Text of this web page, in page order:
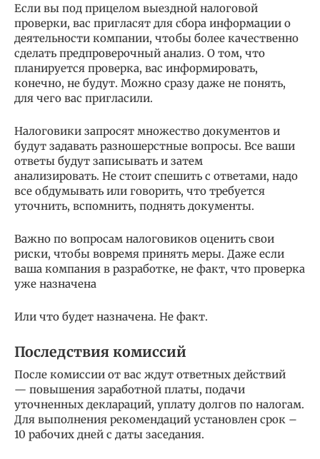
Если вы под прицелом выездной налоговой
проверки, вас пригласят для сбора информации о
деятельности компании, чтобы более качественно
сделать предпроверочный анализ. О том, что
планируется проверка, вас информировать,
конечно, не будут. Можно сразу даже не понять,
для чего вас пригласили.
Налоговики запросят множество документов и
будут задавать разношерстные вопросы. Все ваши
ответы будут записывать и затем
анализировать. Не стоит спешить с ответами, надо
все обдумывать или говорить, что требуется
уточнить, вспомнить, поднять документы.
Важно по вопросам налоговиков оценить свои
риски, чтобы вовремя принять меры. Даже если
ваша компания в разработке, не факт, что проверка
уже назначена
Или что будет назначена. Не факт.
Последствия комиссий
После комиссии от вас ждут ответных действий
— повышения заработной платы, подачи
уточненных деклараций, уплату долгов по налогам.
Для выполнения рекомендаций установлен срок –
10 рабочих дней с даты заседания.